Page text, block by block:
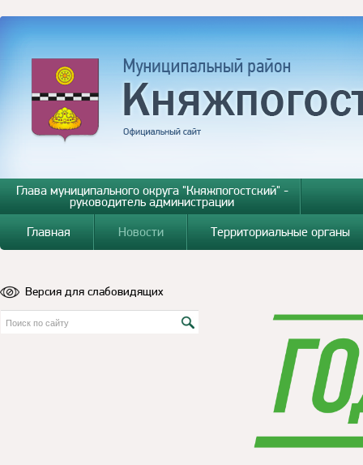
Глава муниципального округа "Княжпогостский" -
руководитель администрации
Главная
Новости Территориальные органы
Версия для слабовидящих